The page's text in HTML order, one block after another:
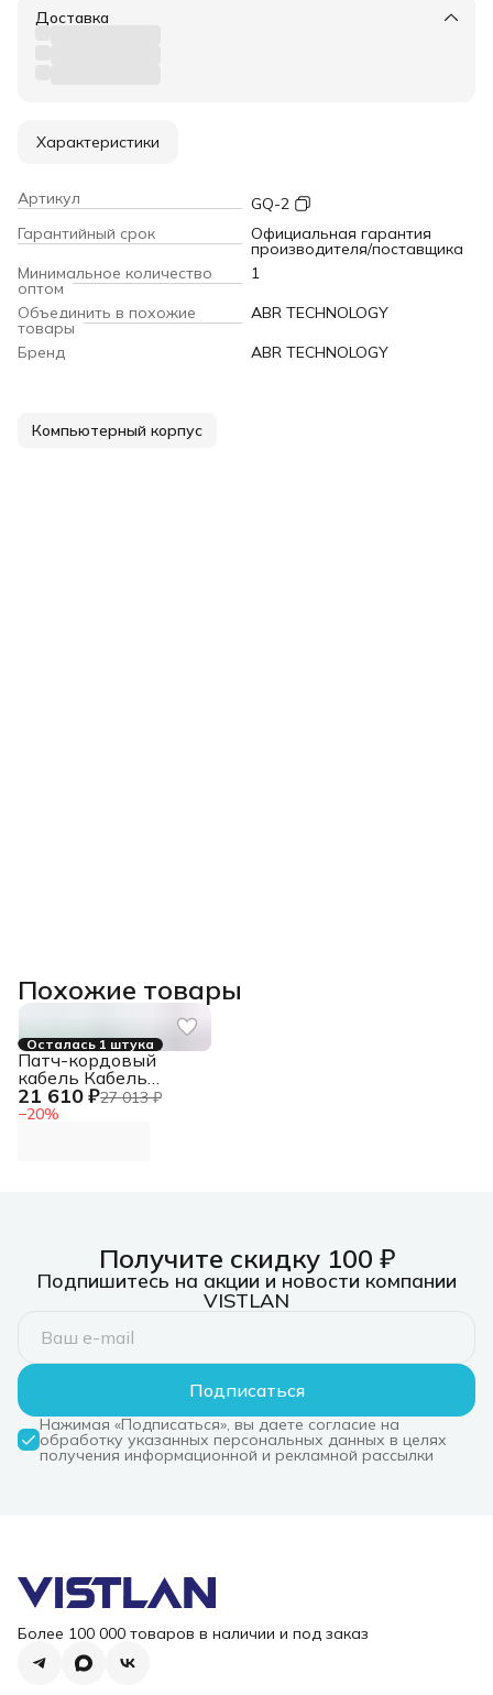
Доставка
Характеристики
Артикул
GQ-2
Гарантийный срок
Официальная гарантия
производителя/поставщика
Минимальное количество
оптом
1
Объединить в похожие
товары
ABR TECHNOLOGY
Бренд
ABR TECHNOLOGY
Компьютерный корпус
Похожие товары
Осталась 1 штука
21 610 ₽27 013 ₽
−20%
Патч-кордовый
кабель Кабель
LANMASTER патч-
кордовый UTP, 4x2,
Получите скидку 100 ₽
Подпишитесь на акции и новости компании
VISTLAN
Подписаться
Нажимая «Подписаться», вы даете согласие на
обработку указанных персональных данных в целях
получения информационной и рекламной рассылки
Более 100 000 товаров в наличии и под заказ